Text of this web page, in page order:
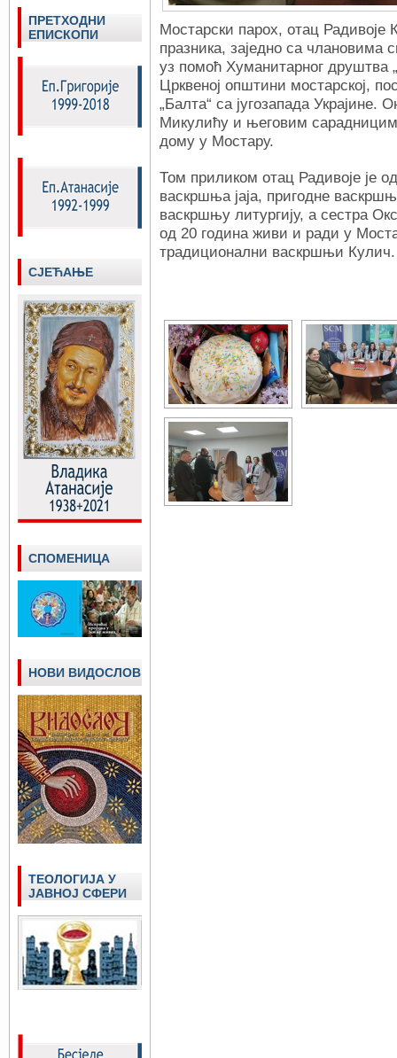
Мостарски парох, отац
празника, заједно са члановима
уз помоћ Хуманитарног друштва
Црквеној општини мостарској,
„Балта“ са југозапада Украјине.
Микулићу и његовим
дому у Мостару.
Том приликом отац Радивоје је
васкршња јаја, пригодне
васкршњу литургију, а сестра
од 20 година живи и ради у
традиционални васкршњи Кулич.
ПРЕТХОДНИ
ЕПИСКОПИ
СЈЕЋАЊЕ
СПОМЕНИЦА
НОВИ ВИДОСЛОВ
ТЕОЛОГИЈА У
ЈАВНОЈ СФЕРИ